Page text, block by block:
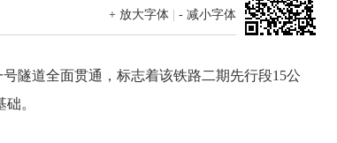
+ 放大字体 - 减小字体
隧道全面贯通，标志着该铁路二期先行段15公
。